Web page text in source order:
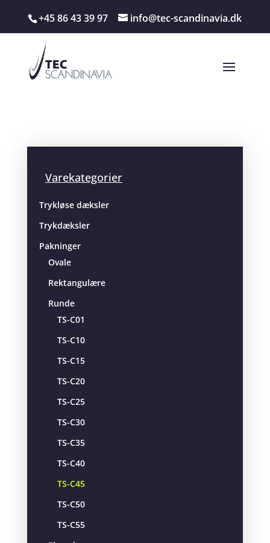
+45 86 43 39 97 info@tec-scandinavia.dk
Varekategorier
Trykløse dæksler
Trykdæksler
Pakninger
Ovale
Rektangulære
Runde
TS-C01
TS-C10
TS-C15
TS-C20
TS-C25
TS-C30
TS-C35
TS-C40
TS-C45
TS-C50
TS-C55